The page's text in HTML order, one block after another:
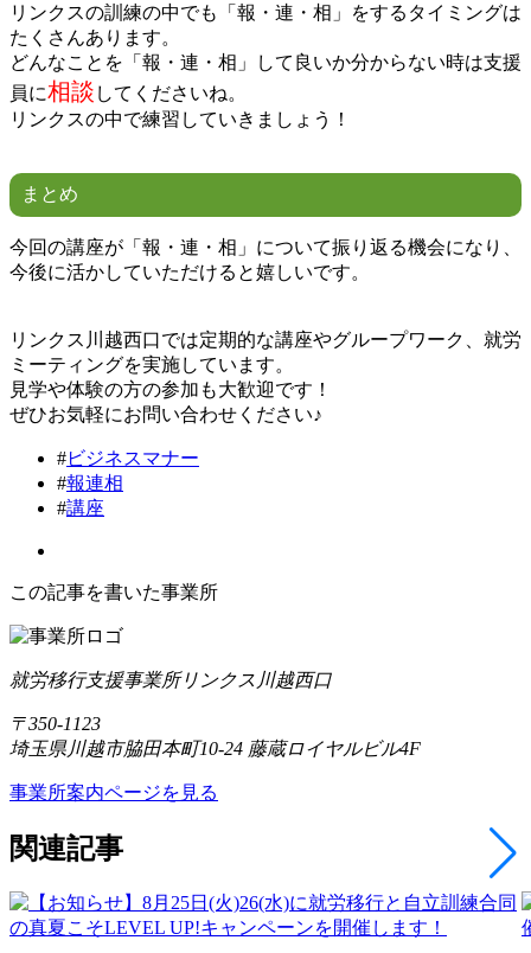
リンクスの訓練の中でも「報・連・相」をするタイミングは
たくさんあります。
どんなことを「報・連・相」して良いか分からない時は支援
員に相談 してくださいね。
リンクスの中で練習していきましょう！
まとめ
今回の講座が「報・連・相」について振り返る機会になり、
今後に活かしていただけると嬉しいです。
リンクス川越西口では定期的な講座やグループワーク、就労
ミーティングを実施しています。
見学や体験の方の参加も大歓迎です！
ぜひお気軽にお問い合わせください♪
#ビジネスマナー
#報連相
#講座
この記事を書いた事業所
就労移行支援事業所リンクス川越西口
〒350-1123
埼玉県川越市脇田本町10-24 藤蔵ロイヤルビル4F
事業所案内ページを見る
関連記事